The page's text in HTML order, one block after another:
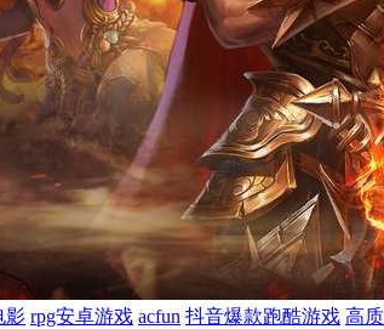
影 rpg安卓游戏 acfun 抖音爆款跑酷游戏 高